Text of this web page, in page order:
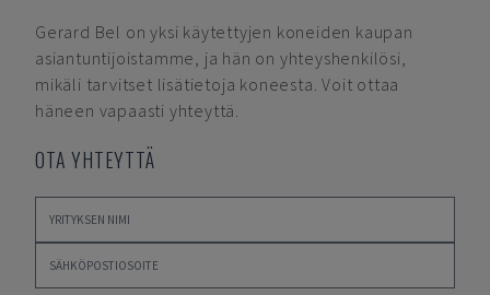
Gerard Bel on yksi käytettyjen koneiden kaupan
asiantuntijoistamme, ja hän on yhteyshenkilösi,
mikäli tarvitset lisätietoja koneesta. Voit ottaa
häneen vapaasti yhteyttä.
OTA YHTEYTTÄ